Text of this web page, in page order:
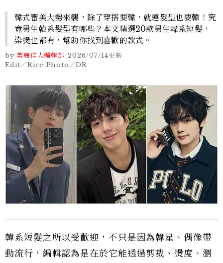
韓式審美大勢來襲，除了穿搭要韓，就連髮型也要韓！究
竟男生韓系髮型有哪些？本文精選20款男生韓系短髮，
染燙也都有，幫助你找到喜歡的款式。
by 美麗佳人編輯部-2026/07/14更新
Edit／Rice Photo／DR
韓系短髮之所以受歡迎，不只是因為韓星、偶像帶
動流行，編輯認為是在於它能透過剪裁、燙度、瀏